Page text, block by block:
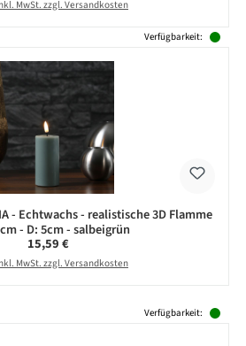
MwSt. zzgl. Versandkosten
Verfügbarkeit:
- Echtwachs - realistische 3D Flamme
- D: 5cm - salbeigrün
Regulärer Preis:
15,59 €
MwSt. zzgl. Versandkosten
Verfügbarkeit: